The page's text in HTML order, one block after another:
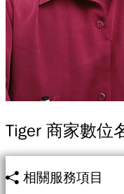
Tiger 商家數位
相關服務項目